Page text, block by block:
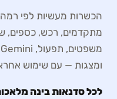
הכשרות מעשיות לפי
מתקדמים, רכש, כספים,
ומצגות — עם שימוש
לכל סדנאותבינה